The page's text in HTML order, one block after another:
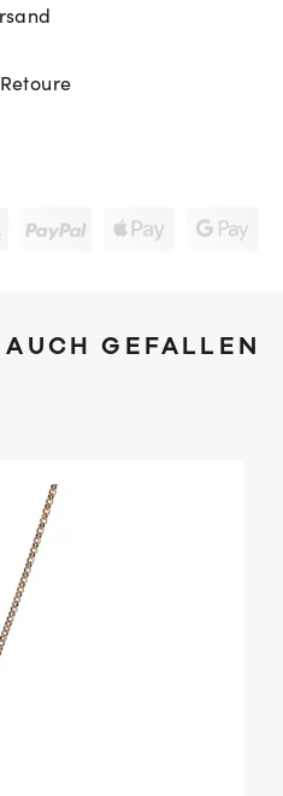
GEFALLEN